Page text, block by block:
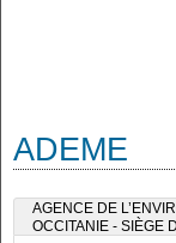
ADEME
AGENCE DE
OCCITANIE - SIÈGE